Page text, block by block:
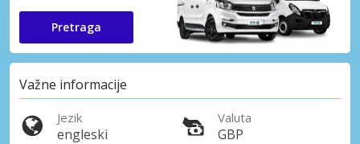
Pretraga
Važne informacije
Jezik
engleski
Valuta
GBP